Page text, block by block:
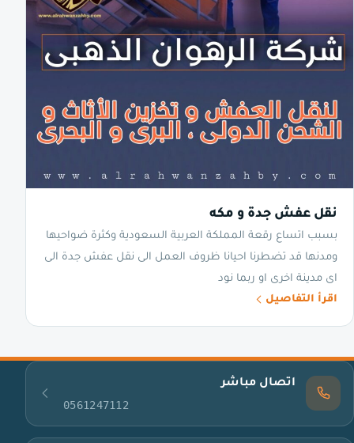
نقل عفش جدة و مكه
بسبب اتساع رقعة المملكة العربية السعودية وكثرة ضواحيها
ومدنها قد تضطرنا احيانا ظروف العمل الى نقل عفش جدة الى
اى مدينة اخرى او ربما نود
اقرأ التفاصيل
اتصال مباشر
0561247112